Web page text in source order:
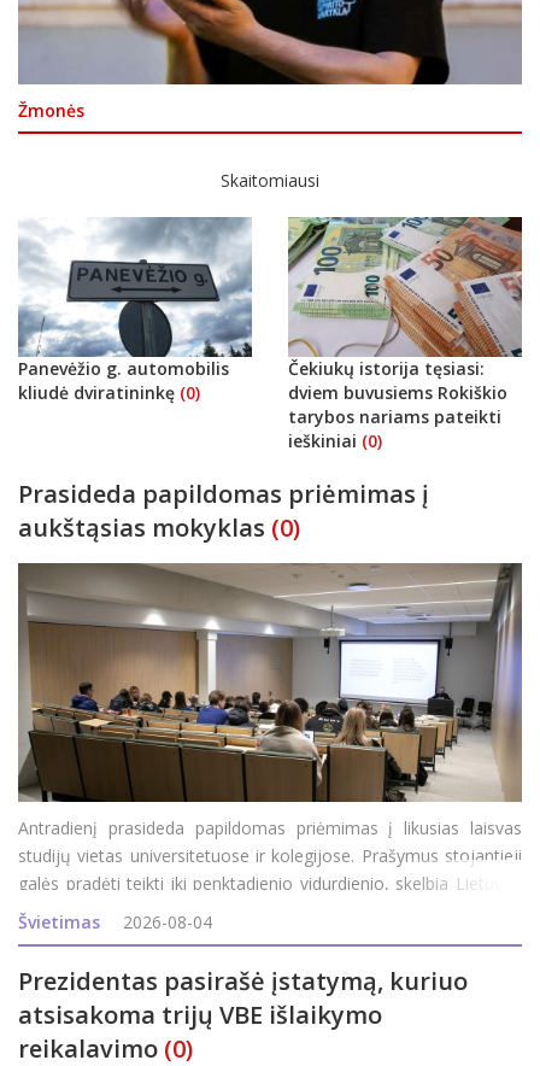
Žmonės
Skaitomiausi
Panevėžio g. automobilis
kliudė dviratininkę (0)
Čekiukų istorija tęsiasi:
dviem buvusiems Rokiškio
tarybos nariams pateikti
ieškiniai (0)
Prasideda papildomas priėmimas į
aukštąsias mokyklas (0)
Antradienį prasideda papildomas priėmimas į likusias laisvas
studijų vietas universitetuose ir kolegijose. Prašymus stojantieji
galės pradėti teikti iki penktadienio vidurdienio, skelbia Lietuvos
aukštųjų mokyklų asociacija bendrajam priėmimui organizuoti
(LAMABPO). Į valstybės finan
Švietimas 2026-08-04
Prezidentas pasirašė įstatymą, kuriuo
atsisakoma trijų VBE išlaikymo
reikalavimo (0)